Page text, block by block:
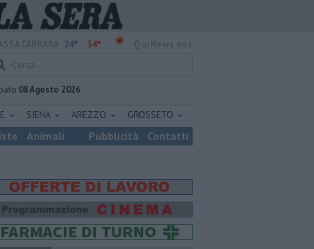
24° 34°
08 Agosto 2026
SIENA AREZZO GROSSETO
Animali Pubblicità Contatti